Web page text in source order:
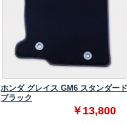
ホンダ グレイス GM6 スタンダード
ブラック
￥13,800